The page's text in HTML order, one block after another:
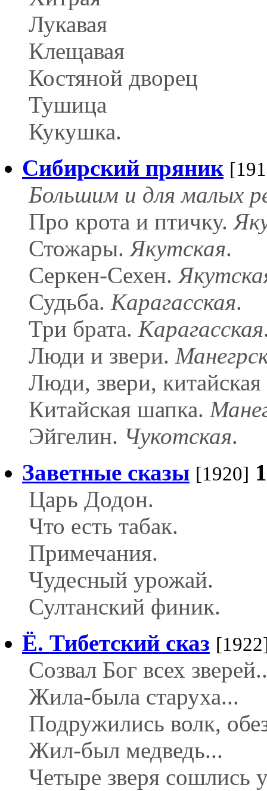
Лукавая
Клещавая
Костяной дворец
Тушица
Кукушка.
Сибирский пряник
Большим и для малых
Про крота и птичку.
Стожары. Якутская.
Серкен-Сехен.
Судьба. Карагасская.
Три брата. Карагасская
Люди и звери.
Люди, звери,
Китайская шапка.
Эйгелин. Чукотская.
Заветные сказы [1920]
Царь Додон.
Что есть табак.
Примечания.
Чудесный урожай.
Султанский финик.
Ё. Тибетский сказ
Созвал Бог всех
Жила-была старуха...
Подружились волк,
Жил-был медведь...
Четыре зверя сошлись